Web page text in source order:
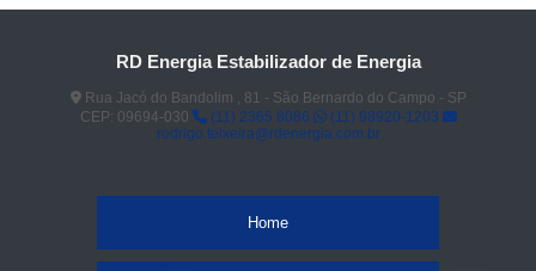
RD Energia Estabilizador de Energia
Rua Jacó do Bandolim , 81 - São Bernardo do Campo - SP
CEP: 09694-030
(11) 2365 8086
(11) 98920-1203
rodrigo.teixeira@rdenergia.com.br
Home